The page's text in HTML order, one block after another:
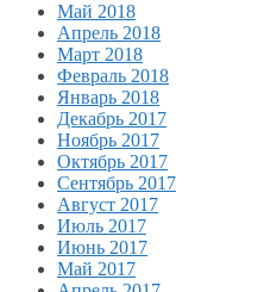
Май 2018
Апрель 2018
Март 2018
Февраль 2018
Январь 2018
Декабрь 2017
Ноябрь 2017
Октябрь 2017
Сентябрь 2017
Август 2017
Июль 2017
Июнь 2017
Май 2017